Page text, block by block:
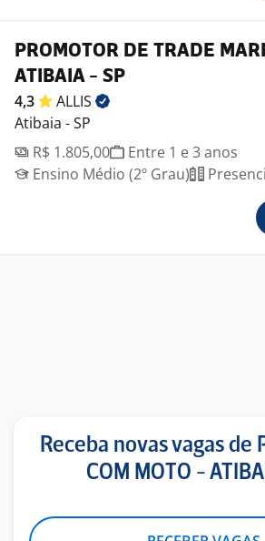
PROMOTOR DE TRADE
ATIBAIA - SP
4,3
ALLIS
Atibaia - SP
R$ 1.805,00
Entre 1 e 3 anos
Ensino Médio (2º Grau)
Receba novas vagas de
COM MOTO -